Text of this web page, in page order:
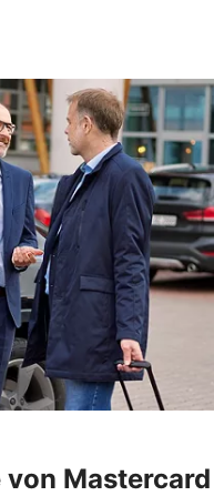
Mastercard